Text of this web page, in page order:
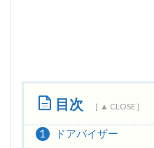
目次
1
ドアバイザー